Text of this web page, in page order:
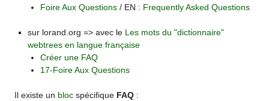
Foire Aux Questions / EN : Frequently Asked Questions
sur lorand.org => avec le Les mots du "dictionnaire"
webtrees en langue française
Créer une FAQ
17-Foire Aux Questions
Il existe un bloc spécifique FAQ :